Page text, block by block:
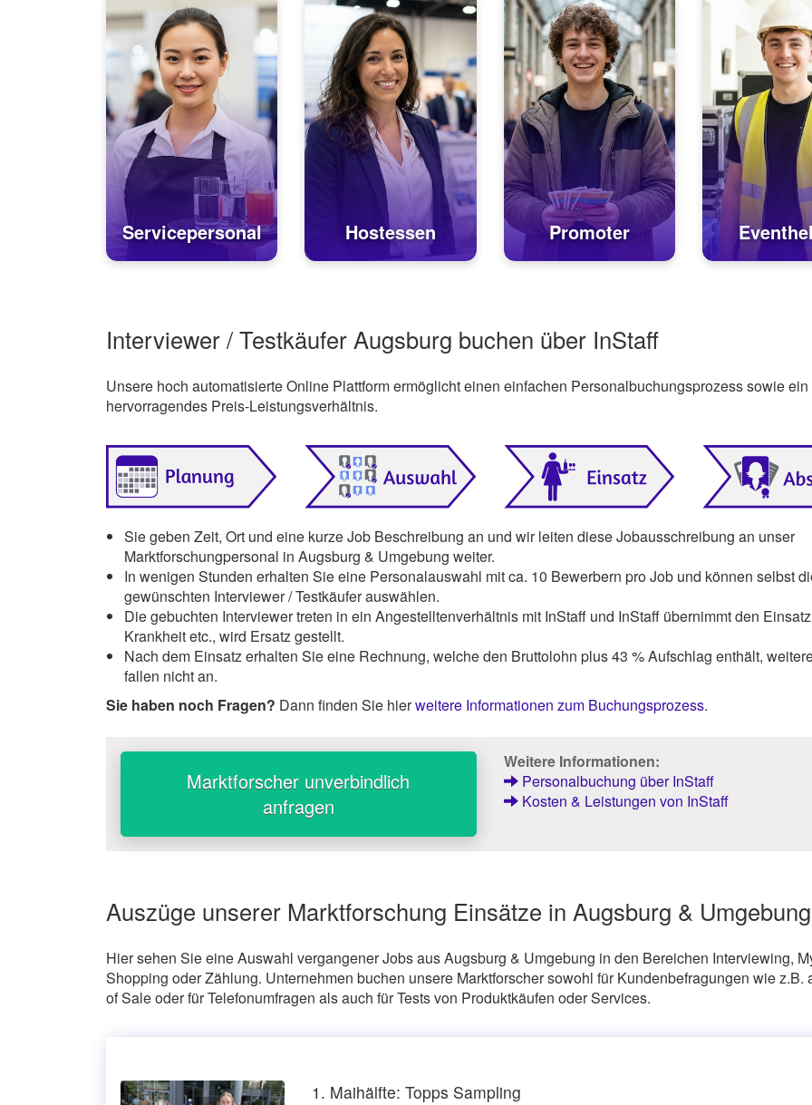
Servicepersonal Hostessen Promoter
Interviewer / Testkäufer Augsburg buchen über InStaff
Unsere hoch automatisierte Online Plattform ermöglicht einen einfachen Personalbuchungsprozess sowie ein
hervorragendes Preis-Leistungsverhältnis.
Sie geben Zeit, Ort und eine kurze Job Beschreibung an und wir leiten diese Jobausschreibung an unser
Marktforschungpersonal in Augsburg & Umgebung weiter.
In wenigen Stunden erhalten Sie eine Personalauswahl mit ca. 10 Bewerbern pro Job und können selbst
gewünschten Interviewer / Testkäufer auswählen.
Die gebuchten Interviewer treten in ein Angestelltenverhältnis mit InStaff und InStaff übernimmt den
Krankheit etc., wird Ersatz gestellt.
Nach dem Einsatz erhalten Sie eine Rechnung, welche den Bruttolohn plus 43 % Aufschlag enthält,
fallen nicht an.
Sie haben noch Fragen? Dann finden Sie hierweitere Informationen zum Buchungsprozess.
Marktforscher unverbindlich
anfragen
Weitere Informationen:
Personalbuchung über InStaff
Kosten & Leistungen von InStaff
Auszüge unserer Marktforschung Einsätze in Augsburg & Umgebung
Hier sehen Sie eine Auswahl vergangener Jobs aus Augsburg & Umgebung in den Bereichen Interviewing,
Shopping oder Zählung. Unternehmen buchen unsere Marktforscher sowohl für Kundenbefragungen wie z.B.
of Sale oder für Telefonumfragen als auch für Tests von Produktkäufen oder Services.
1. Maihälfte: Topps Sampling